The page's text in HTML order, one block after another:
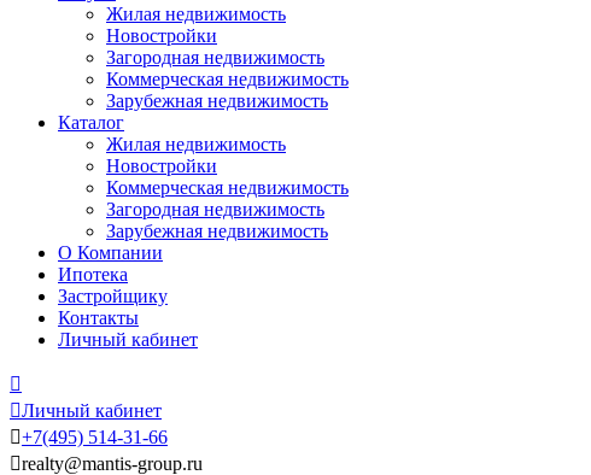
Жилая недвижимость
Новостройки
Загородная недвижимость
Коммерческая недвижимость
Зарубежная недвижимость
Каталог
Жилая недвижимость
Новостройки
Коммерческая недвижимость
Загородная недвижимость
Зарубежная недвижимость
О Компании
Ипотека
Застройщику
Контакты
Личный кабинет

Личный кабинет
+7(495) 514-31-66
realty@mantis-group.ru